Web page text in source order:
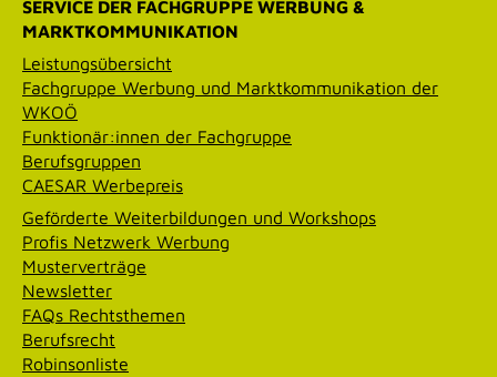
SERVICE DER FACHGRUPPE WERBUNG &
MARKTKOMMUNIKATION
Leistungsübersicht
Fachgruppe Werbung und Marktkommunikation der
WKOÖ
Funktionär:innen der Fachgruppe
Berufsgruppen
CAESAR Werbepreis
Geförderte Weiterbildungen und Workshops
Profis Netzwerk Werbung
Musterverträge
Newsletter
FAQs Rechtsthemen
Berufsrecht
Robinsonliste